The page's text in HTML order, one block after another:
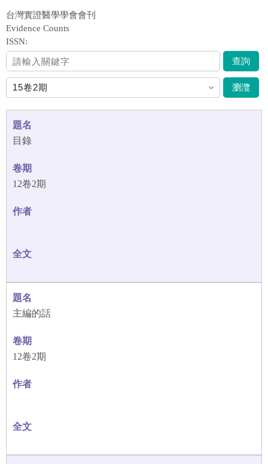
台灣實證醫學學會會刊
Evidence Counts
ISSN:
查詢
瀏灠
目錄
12卷2期
主編的話
12卷2期